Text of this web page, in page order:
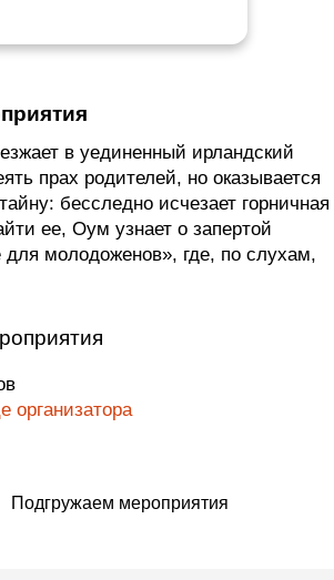
в уединенный ирландский
прах родителей, но оказывается
бесследно исчезает горничная
ее, Оум узнает о запертой
для молодоженов», где, по слухам,
организатора
Подгружаем мероприятия